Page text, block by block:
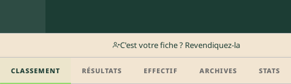
C'est votre fiche ? Revendiquez-la
CLASSEMENT RÉSULTATS EFFECTIF ARCHIVES STATS